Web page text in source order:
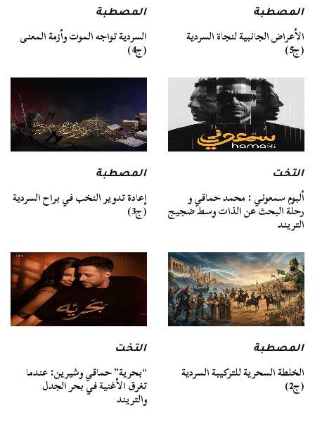
المصطبة
الأعراض الجانبية لنجاة السردية
(ج5)
المصطبة
السردية تواجه الموت وأزمة المعنى
(ج4)
التخت
ألبوم سمعوني : محمد حماقي و
رحلة البحث عن الذات وسط ضجيج
التريند
المصطبة
إعادة تدوير النخب في براح السردية
(ج3)
المصطبة
الخلطة السحرية للتركيبة السردية
(ج2)
التخت
“بحرية” حماقي وشيرين: عندما
تغرق الأغنية في بحر الجدل
والتريند